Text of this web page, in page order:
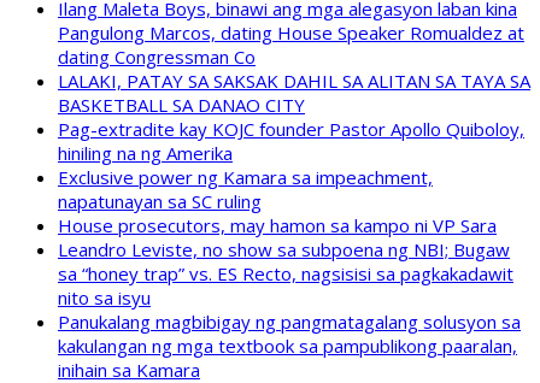
Ilang Maleta Boys, binawi ang mga alegasyon laban kina
Pangulong Marcos, dating House Speaker Romualdez at
dating Congressman Co
LALAKI, PATAY SA SAKSAK DAHIL SA ALITAN SA TAYA SA
BASKETBALL SA DANAO CITY
Pag-extradite kay KOJC founder Pastor Apollo Quiboloy,
hiniling na ng Amerika
Exclusive power ng Kamara sa impeachment,
napatunayan sa SC ruling
House prosecutors, may hamon sa kampo ni VP Sara
Leandro Leviste, no show sa subpoena ng NBI; Bugaw
sa “honey trap” vs. ES Recto, nagsisisi sa pagkakadawit
nito sa isyu
Panukalang magbibigay ng pangmatagalang solusyon sa
kakulangan ng mga textbook sa pampublikong paaralan,
inihain sa Kamara